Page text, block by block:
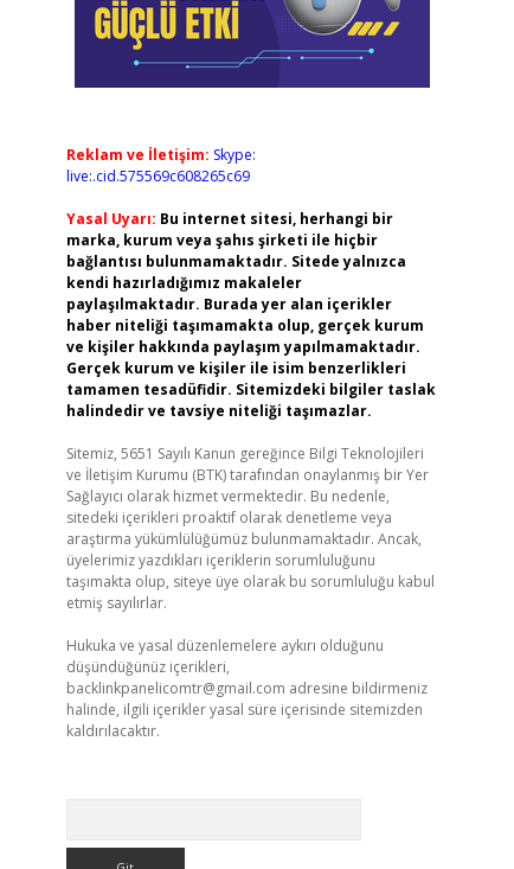
Reklam ve İletişim: Skype:
live:.cid.575569c608265c69
Yasal Uyarı: Bu internet sitesi, herhangi bir
marka, kurum veya şahıs şirketi ile hiçbir
bağlantısı bulunmamaktadır. Sitede yalnızca
kendi hazırladığımız makaleler
paylaşılmaktadır. Burada yer alan içerikler
haber niteliği taşımamakta olup, gerçek kurum
ve kişiler hakkında paylaşım yapılmamaktadır.
Gerçek kurum ve kişiler ile isim benzerlikleri
tamamen tesadüfidir. Sitemizdeki bilgiler taslak
halindedir ve tavsiye niteliği taşımazlar.
Sitemiz, 5651 Sayılı Kanun gereğince Bilgi Teknolojileri
ve İletişim Kurumu (BTK) tarafından onaylanmış bir Yer
Sağlayıcı olarak hizmet vermektedir. Bu nedenle,
sitedeki içerikleri proaktif olarak denetleme veya
araştırma yükümlülüğümüz bulunmamaktadır. Ancak,
üyelerimiz yazdıkları içeriklerin sorumluluğunu
taşımakta olup, siteye üye olarak bu sorumluluğu kabul
etmiş sayılırlar.
Hukuka ve yasal düzenlemelere aykırı olduğunu
düşündüğünüz içerikleri,
backlinkpanelicomtr@gmail.com adresine bildirmeniz
halinde, ilgili içerikler yasal süre içerisinde sitemizden
kaldırılacaktır.